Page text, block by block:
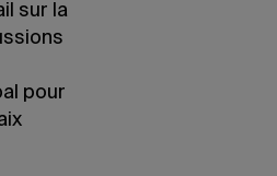
sur la
pour